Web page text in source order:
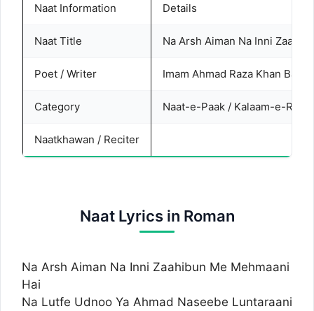
Naat Information Details
Naat Title Na Arsh Aiman Na Inni
Poet / Writer Imam Ahmad Raza Khan
Category Naat-e-Paak / Kalaam-e-Raza
Naatkhawan / Reciter
Naat Lyrics in Roman
Na Arsh Aiman Na Inni Zaahibun Me Mehmaani
Hai
Na Lutfe Udnoo Ya Ahmad Naseebe Luntaraani